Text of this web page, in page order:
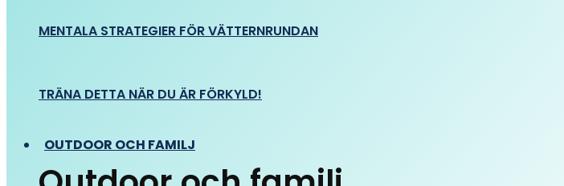
MENTALA STRATEGIER FÖR VÄTTERNRUNDAN
TRÄNA DETTA NÄR DU ÄR FÖRKYLD!
OUTDOOR OCH FAMILJ